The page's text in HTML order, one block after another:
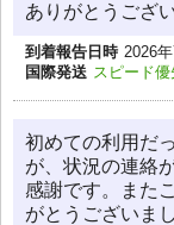
ありがとうござ
到着報告日時 2026
国際発送 スピード優
初めての利用だ
が、状況の連絡
感謝です。また
がとうございまし